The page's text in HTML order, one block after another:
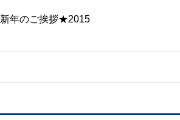
新年のご挨拶★2015